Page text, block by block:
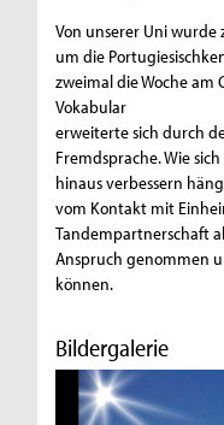
Von unserer Uni
um die
zweimal die Woche am
Vokabular
erweiterte sich durch
Fremdsprache. Wie
hinaus verbessern
vom Kontakt mit
Tandempartnerschaft
Anspruch genommen
können.
Bildergalerie